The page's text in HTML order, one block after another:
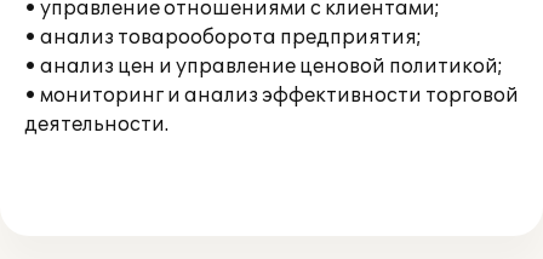
• управление отношениями с клиентами;
• анализ товарооборота предприятия;
• анализ цен и управление ценовой политикой;
• мониторинг и анализ эффективности торговой
деятельности.